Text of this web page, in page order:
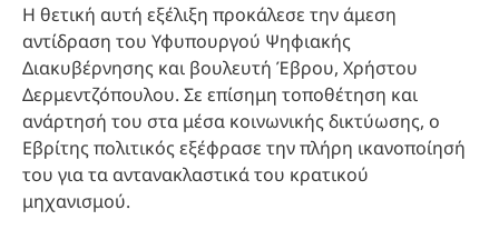
Η θετική αυτή εξέλιξη προκάλεσε την άμεση
αντίδραση του Υφυπουργού Ψηφιακής
Διακυβέρνησης και βουλευτή Έβρου, Χρήστου
Δερμεντζόπουλου. Σε επίσημη τοποθέτηση και
ανάρτησή του στα μέσα κοινωνικής δικτύωσης, ο
Εβρίτης πολιτικός εξέφρασε την πλήρη ικανοποίησή
του για τα αντανακλαστικά του κρατικού
μηχανισμού.